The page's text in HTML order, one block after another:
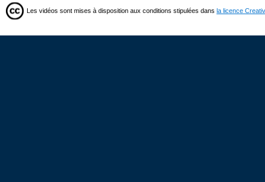
Les vidéos sont mises à disposition aux conditions stipulées dans la licence